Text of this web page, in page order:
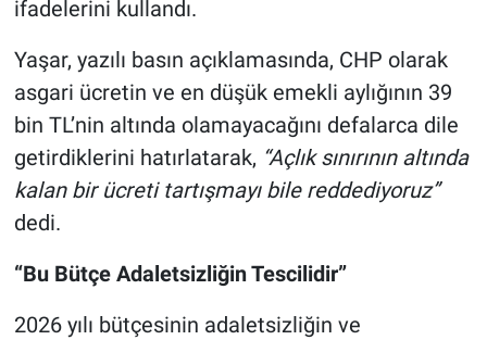
ifadelerini kullandı.
Yaşar, yazılı basın açıklamasında, CHP olarak
asgari ücretin ve en düşük emekli aylığının 39
bin TL’nin altında olamayacağını defalarca dile
getirdiklerini hatırlatarak, “Açlık sınırının altında
kalan bir ücreti tartışmayı bile reddediyoruz”
dedi.
“Bu Bütçe Adaletsizliğin Tescilidir”
2026 yılı bütçesinin adaletsizliğin ve